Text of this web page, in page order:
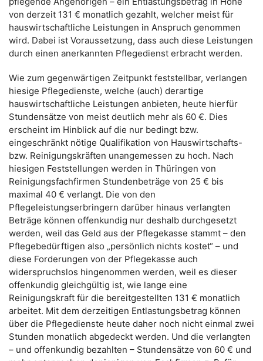
von derzeit 131 € monatlich gezahlt, welcher meist für
hauswirtschaftliche Leistungen in Anspruch genommen
wird. Dabei ist Voraussetzung, dass auch diese Leistungen
durch einen anerkannten Pflegedienst erbracht werden.
Wie zum gegenwärtigen Zeitpunkt feststellbar, verlangen
hiesige Pflegedienste, welche (auch) derartige
hauswirtschaftliche Leistungen anbieten, heute hierfür
Stundensätze von meist deutlich mehr als 60 €. Dies
erscheint im Hinblick auf die nur bedingt bzw.
eingeschränkt nötige Qualifikation von Hauswirtschafts-
bzw. Reinigungskräften unangemessen zu hoch. Nach
hiesigen Feststellungen werden in Thüringen von
Reinigungsfachfirmen Stundenbeträge von 25 € bis
maximal 40 € verlangt. Die von den
Pflegeleistungserbringern darüber hinaus verlangten
Beträge können offenkundig nur deshalb durchgesetzt
werden, weil das Geld aus der Pflegekasse stammt – den
Pflegebedürftigen also „persönlich nichts kostet“ – und
diese Forderungen von der Pflegekasse auch
widerspruchslos hingenommen werden, weil es dieser
offenkundig gleichgültig ist, wie lange eine
Reinigungskraft für die bereitgestellten 131 € monatlich
arbeitet. Mit dem derzeitigen Entlastungsbetrag können
über die Pflegedienste heute daher noch nicht einmal zwei
Stunden monatlich abgedeckt werden. Und die verlangten
– und offenkundig bezahlten – Stundensätze von 60 € und